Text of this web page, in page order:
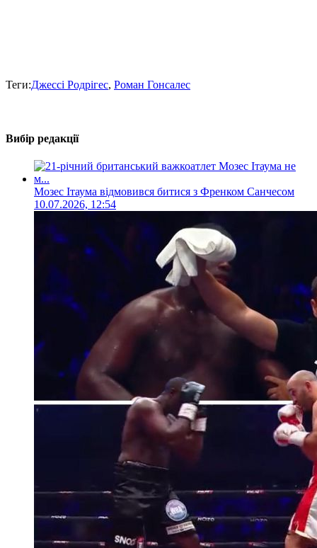
Теги:Джессі Родрігес, Роман Гонсалес
Вибір редакції
Мозес Ітаума відмовився битися з Френком Санчесом
10.07.2026, 12:54